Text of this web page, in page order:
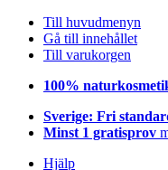
Till huvudmenyn
Gå till innehållet
Till varukorgen
100%
Sverige: Fri
Minst 1 gratisprov
Hjälp